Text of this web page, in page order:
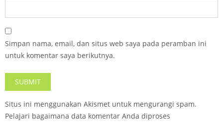
Simpan nama, email, dan situs web saya pada peramban ini
untuk komentar saya berikutnya.
Situs ini menggunakan Akismet untuk mengurangi spam.
Pelajari bagaimana data komentar Anda diproses